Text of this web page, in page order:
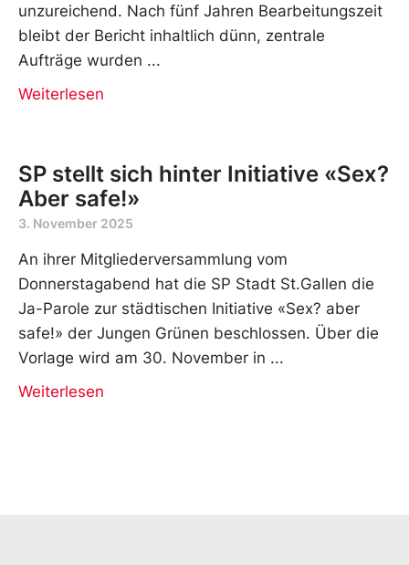
unzureichend. Nach fünf Jahren Bearbeitungszeit
bleibt der Bericht inhaltlich dünn, zentrale
Aufträge wurden
Weiterlesen
SP stellt sich hinter Initiative «Sex?
Aber safe!»
3. November 2025
An ihrer Mitgliederversammlung vom
Donnerstagabend hat die SP Stadt St.Gallen die
Ja-Parole zur städtischen Initiative «Sex? aber
safe!» der Jungen Grünen beschlossen. Über die
Vorlage wird am 30. November in
Weiterlesen